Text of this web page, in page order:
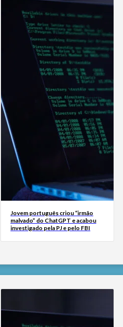
Jovem português criou “irmão
malvado” do ChatGPT e acabou
investigado pela PJ e pelo FBI